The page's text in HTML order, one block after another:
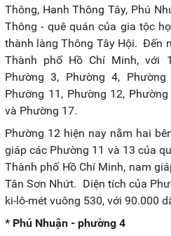
Thông, Hanh Thông Tây, Phú
Thông - quê quán của gia tộc
thành làng Thông Tây Hội. Đến
Thành phố Hồ Chí Minh, với
Phường 3, Phường 4,
Phường 11, Phường 12,
và Phường 17.
Phường 12 hiện nay nằm hai
giáp các Phường 11 và 13 của
Thành phố Hồ Chí Minh, nam
Tân Sơn Nhứt. Diện tích của
ki-lô-mét vuông 530, với 90.000
* Phú Nhuận - phường 4